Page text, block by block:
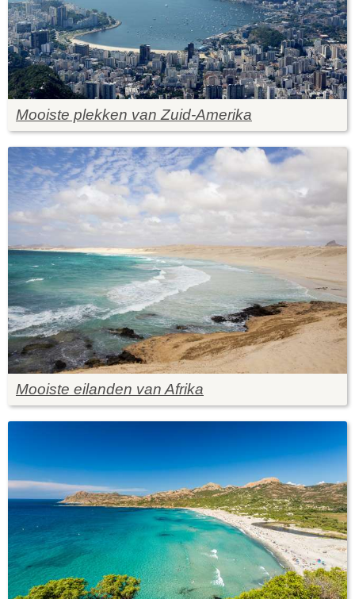
Mooiste plekken van Zuid-Amerika
Mooiste eilanden van Afrika